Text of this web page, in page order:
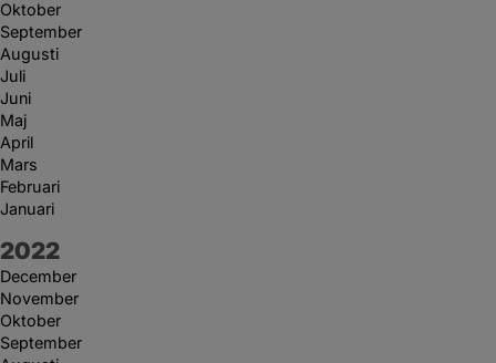
Oktober
September
Augusti
Juli
Juni
Maj
April
Mars
Februari
Januari
År:
2022
December
November
Oktober
September